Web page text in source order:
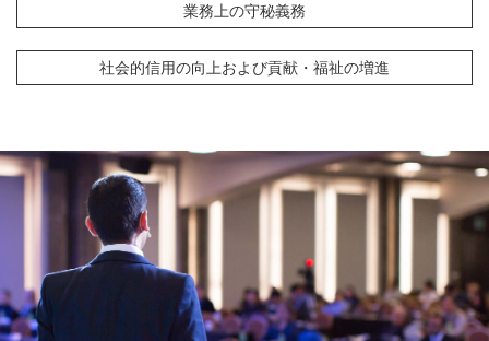
業務上の守秘義務
社会的信用の向上および貢献・福祉の増進